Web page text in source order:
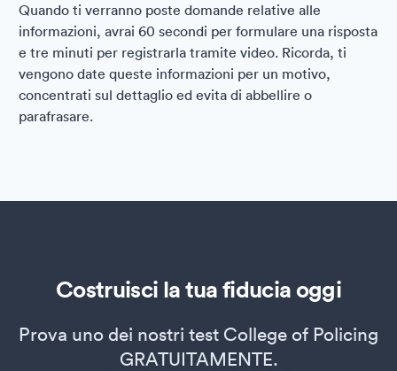
Quando ti verranno poste domande relative alle
informazioni, avrai 60 secondi per formulare una risposta
e tre minuti per registrarla tramite video. Ricorda, ti
vengono date queste informazioni per un motivo,
concentrati sul dettaglio ed evita di abbellire o
parafrasare.
Costruisci la tua fiducia oggi
Prova uno dei nostri test College of Policing
GRATUITAMENTE.